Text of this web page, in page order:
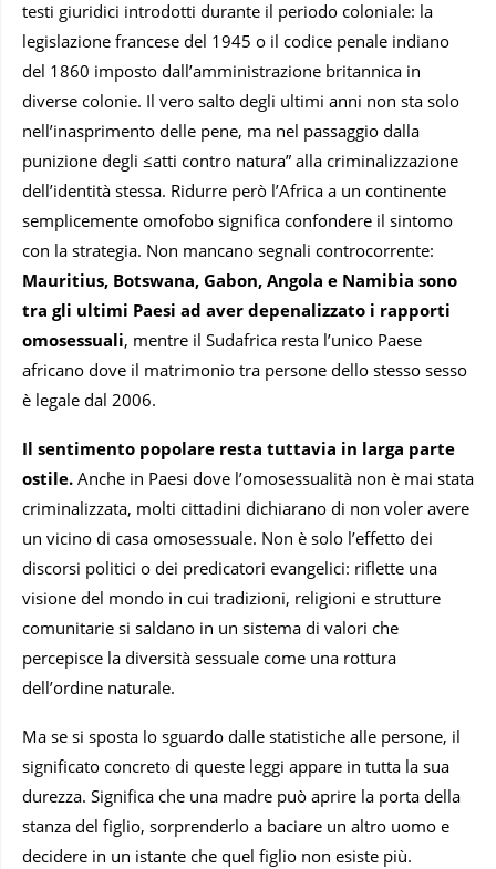
testi giuridici introdotti durante il periodo coloniale: la
legislazione francese del 1945 o il codice penale indiano
del 1860 imposto dall’amministrazione britannica in
diverse colonie. Il vero salto degli ultimi anni non sta solo
nell’inasprimento delle pene, ma nel passaggio dalla
punizione degli ≤atti contro natura” alla criminalizzazione
dell’identità stessa. Ridurre però l’Africa a un continente
semplicemente omofobo significa confondere il sintomo
con la strategia. Non mancano segnali controcorrente:
Mauritius, Botswana, Gabon, Angola e Namibia sono
tra gli ultimi Paesi ad aver depenalizzato i rapporti
omosessuali, mentre il Sudafrica resta l’unico Paese
africano dove il matrimonio tra persone dello stesso sesso
è legale dal 2006.
Il sentimento popolare resta tuttavia in larga parte
ostile. Anche in Paesi dove l’omosessualità non è mai stata
criminalizzata, molti cittadini dichiarano di non voler avere
un vicino di casa omosessuale. Non è solo l’effetto dei
discorsi politici o dei predicatori evangelici: riflette una
visione del mondo in cui tradizioni, religioni e strutture
comunitarie si saldano in un sistema di valori che
percepisce la diversità sessuale come una rottura
dell’ordine naturale.
Ma se si sposta lo sguardo dalle statistiche alle persone, il
significato concreto di queste leggi appare in tutta la sua
durezza. Significa che una madre può aprire la porta della
stanza del figlio, sorprenderlo a baciare un altro uomo e
decidere in un istante che quel figlio non esiste più.